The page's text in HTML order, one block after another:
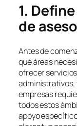
1.
de
Antes de
qué áreas
ofrecer
administrativos,
empresas
todos estos
apoyo